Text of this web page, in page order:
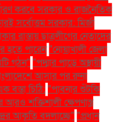
করবে সরকার ও রাজনৈতিক
সর্বোত্তম সরকার: মির্জা
রাস্তায় ছাত্রলীগের নেতাদের
হতে পারেন"নোয়াখালী জেলা
গঠন" "পদ্মার পাড়ে অস্থায়ী
আসার পর রুনা
বস্তা চিঠি:"পাবনার শুঁটকি
শক্তিশালী ক্ষেপণাস্ত্র
আকৃতি বদলাচ্ছে" "প্রধান